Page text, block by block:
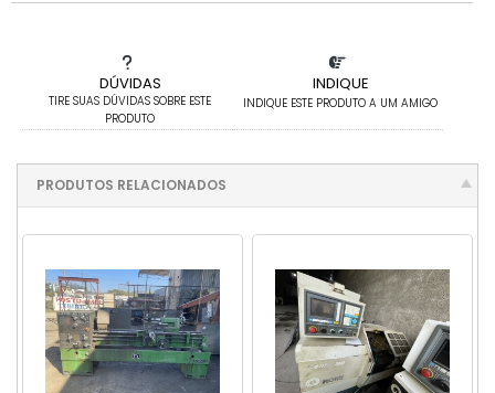
DÚVIDAS
TIRE SUAS DÚVIDAS SOBRE ESTE
PRODUTO
INDIQUE
INDIQUE ESTE PRODUTO A UM AMIGO
PRODUTOS RELACIONADOS